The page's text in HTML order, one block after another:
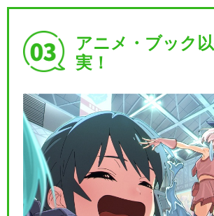
アニメ・ブック
実！